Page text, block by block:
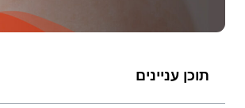
תוכן עניינים